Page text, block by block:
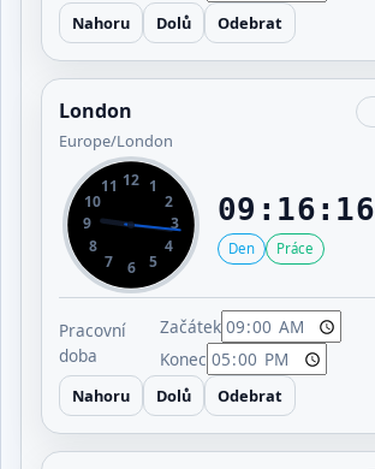
Nahoru Dolů Odebrat
London
Europe/London
1
2
3
4
5
6
7
8
9
10
11 12
09:16:16
Den Práce
Pracovní
doba
Začátek
Konec
Nahoru Dolů Odebrat